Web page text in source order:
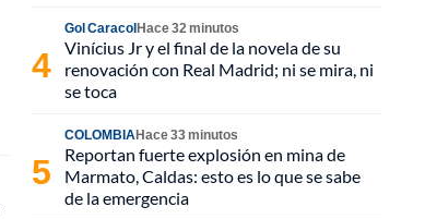
Gol CaracolHace 32 minutos
Vinícius Jr y el final de la novela de su
renovación con Real Madrid; ni se mira, ni
se toca
COLOMBIAHace 33 minutos
Reportan fuerte explosión en mina de
Marmato, Caldas: esto es lo que se sabe
de la emergencia